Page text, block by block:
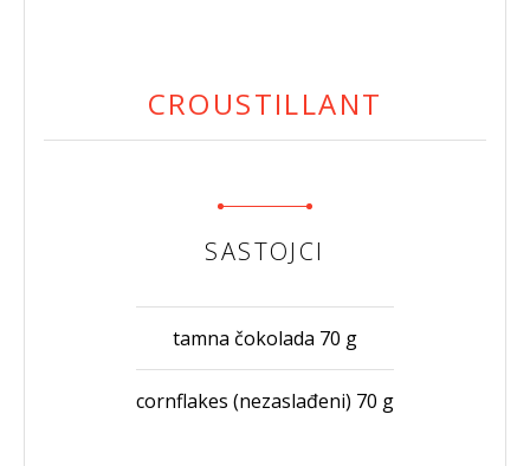
CROUSTILLANT
SASTOJCI
tamna čokolada 70 g
cornflakes (nezaslađeni) 70 g